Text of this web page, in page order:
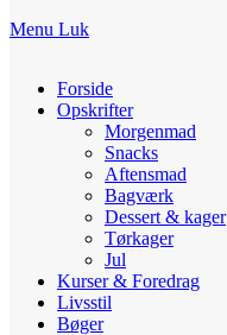
search
Menu Luk
Forside
Opskrifter
Morgenmad
Snacks
Aftensmad
Bagværk
Dessert & kager
Tørkager
Jul
Kurser & Foredrag
Livsstil
Bøger